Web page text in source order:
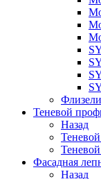
Теневой
Назад
Фасадная
Назад